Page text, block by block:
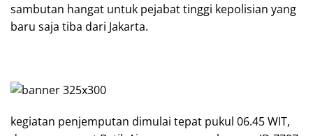
sambutan hangat untuk pejabat tinggi kepolisian yang
baru saja tiba dari Jakarta.
kegiatan penjemputan dimulai tepat pukul 06.45 WIT,